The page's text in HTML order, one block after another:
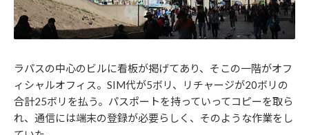
ラパスの中心のビルに看板が掲げてあり、そこの一階がオフ
ィシャルオフィス。SIM代が5ボリ、リチャージが20ボリの
合計25ボリを払う。パスポートを持っていってコピーを取ら
れ、通信には端末の登録が必要らしく、そのような作業をし